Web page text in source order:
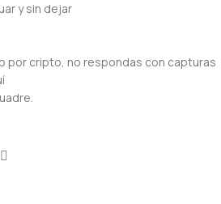
y sin dejar
por cripto, no respondas con capturas